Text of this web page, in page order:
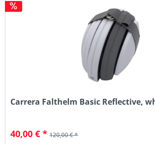
Carrera Falthelm Basic Reflective,
40,00 € * 120,00 € *